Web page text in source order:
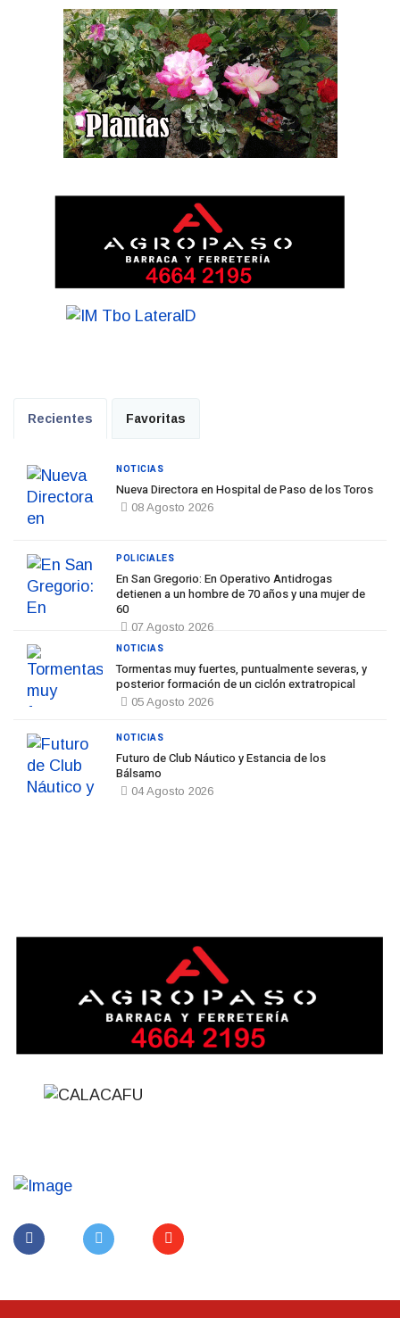
Recientes Favoritas
Nueva Directora en Hospital de Paso de los Toros
08 Agosto 2026
NOTICIAS
En San Gregorio: En Operativo Antidrogas
detienen a un hombre de 70 años y una mujer de
60
07 Agosto 2026
POLICIALES
Tormentas muy fuertes, puntualmente severas, y
posterior formación de un ciclón extratropical
05 Agosto 2026
NOTICIAS
Futuro de Club Náutico y Estancia de los
Bálsamo
04 Agosto 2026
NOTICIAS